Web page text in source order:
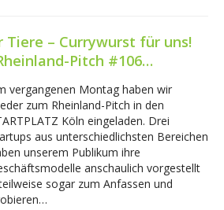
Tiere – Currywurst für uns!
Pitch #106…
vergangenen Montag haben wir
zum Rheinland-Pitch in den
Köln eingeladen. Drei
aus unterschiedlichsten Bereichen
unserem Publikum ihre
anschaulich vorgestellt
sogar zum Anfassen und